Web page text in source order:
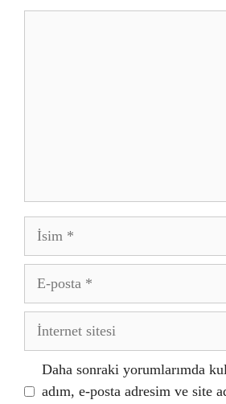
İsim
posta
İnternet
Daha sonraki yorumlarımda
adım, e-posta adresim ve site